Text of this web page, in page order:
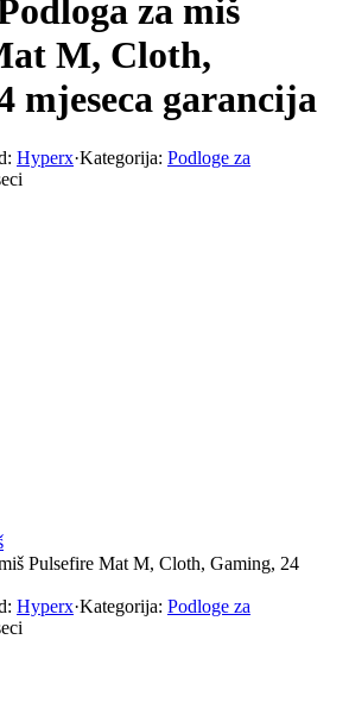
za miš
M, Cloth,
mjeseca garancija
Hyperx·Kategorija: Podloge za
Pulsefire Mat M, Cloth, Gaming, 24
Hyperx·Kategorija: Podloge za